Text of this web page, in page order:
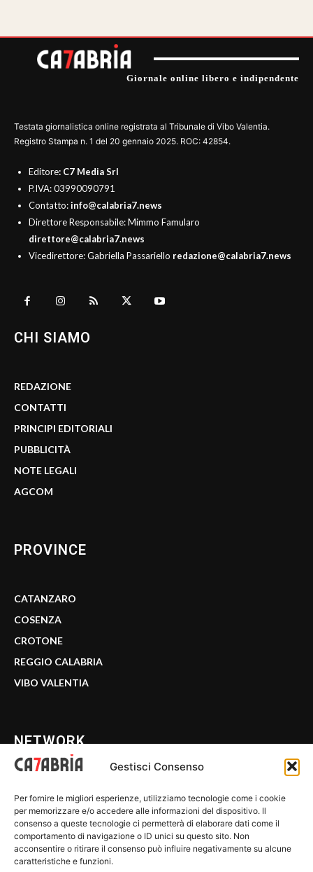
Gestisci Consenso
Per fornire le migliori esperienze, utilizziamo tecnologie come i cookie
per memorizzare e/o accedere alle informazioni del dispositivo. Il
consenso a queste tecnologie ci permetterà di elaborare dati come il
comportamento di navigazione o ID unici su questo sito. Non
acconsentire o ritirare il consenso può influire negativamente su alcune
caratteristiche e funzioni.
Giornale online libero e indipendente
Testata giornalistica online registrata al Tribunale di Vibo Valentia.
Registro Stampa n. 1 del 20 gennaio 2025. ROC: 42854.
Editore: C7 Media Srl
P.IVA: 03990090791
Contatto:info@calabria7.news
Direttore Responsabile: Mimmo Famularo
direttore@calabria7.news
Vicedirettore: Gabriella Passariello redazione@calabria7.news
CHI SIAMO
REDAZIONE
CONTATTI
PRINCIPI EDITORIALI
PUBBLICITÀ
NOTE LEGALI
AGCOM
PROVINCE
CATANZARO
COSENZA
CROTONE
REGGIO CALABRIA
VIBO VALENTIA
NETWORK
WE CALABRIA
C7 PLAY
MIX ZONE